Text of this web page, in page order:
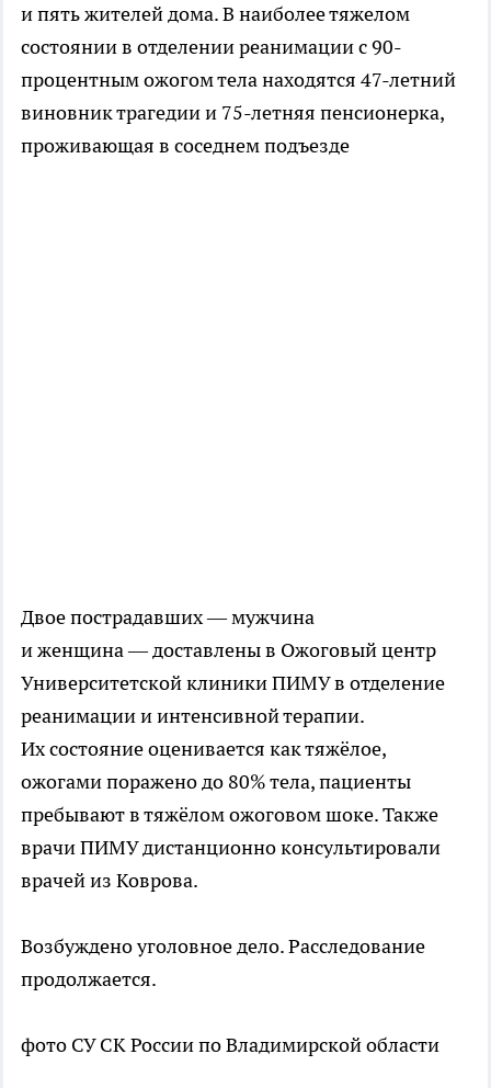
и пять жителей дома. В наиболее тяжелом
состоянии в отделении реанимации с 90-
процентным ожогом тела находятся 47-летний
виновник трагедии и 75-летняя пенсионерка,
проживающая в соседнем подъезде
Двое пострадавших — мужчина
и женщина — доставлены в Ожоговый центр
Университетской клиники ПИМУ в отделение
реанимации и интенсивной терапии.
Их состояние оценивается как тяжёлое,
ожогами поражено до 80% тела, пациенты
пребывают в тяжёлом ожоговом шоке. Также
врачи ПИМУ дистанционно консультировали
врачей из Коврова.
Возбуждено уголовное дело. Расследование
продолжается.
фото СУ СК России по Владимирской области